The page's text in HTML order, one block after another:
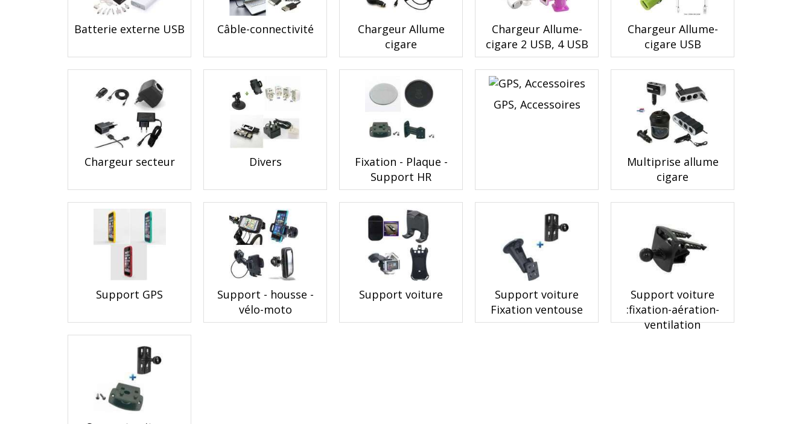
Batterie externe USB Câble-connectivité
Chargeur Allume
cigare
Chargeur Allume-
cigare 2 USB, 4 USB
Chargeur Allume-
cigare USB
Chargeur secteur Divers
Fixation - Plaque -
Support HR
GPS, Accessoires
Multiprise allume
cigare
Support GPS
Support - housse -
vélo-moto
Support voiture
Support voiture
Fixation ventouse
Support voiture
:fixation-aération-
ventilation